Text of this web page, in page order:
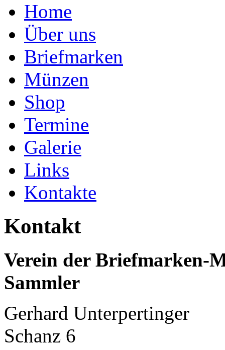
Home
Über uns
Briefmarken
Münzen
Shop
Termine
Galerie
Links
Kontakte
Kontakt
Verein der Briefmarken-
Sammler
Gerhard
Schanz 6